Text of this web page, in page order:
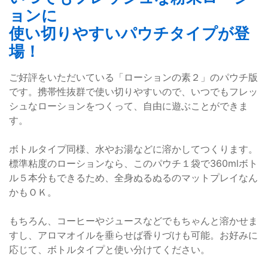
ョンに
使い切りやすいパウチタイプが登
場！
ご好評をいただいている「ローションの素２」のパウチ版
です。携帯性抜群で使い切りやすいので、いつでもフレッ
シュなローションをつくって、自由に遊ぶことができま
す。
ボトルタイプ同様、水やお湯などに溶かしてつくります。
標準粘度のローションなら、このパウチ１袋で360mlボト
ル５本分もできるため、全身ぬるぬるのマットプレイなん
かもＯＫ。
もちろん、コーヒーやジュースなどでもちゃんと溶かせま
すし、アロマオイルを垂らせば香りづけも可能。お好みに
応じて、ボトルタイプと使い分けてください。